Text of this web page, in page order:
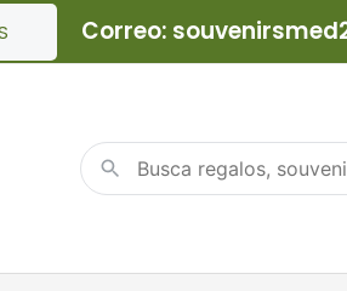
Correo: